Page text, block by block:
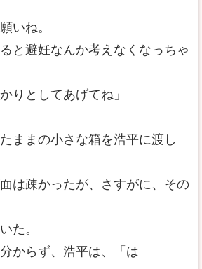
いね。
と避妊なんか考えなくなっちゃ
りとしてあげてね」
ままの小さな箱を浩平に渡し
は疎かったが、さすがに、その
た。
からず、浩平は、「は